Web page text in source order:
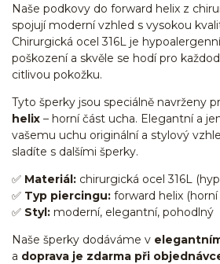
Naše podkovy do forward helix z
spojují moderní vzhled s vysokou
Chirurgická ocel 316L je
poškození a skvěle se hodí pro
citlivou pokožku.
Tyto šperky jsou speciálně navrženy
helix – horní část ucha. Elegantní a
vašemu uchu originální a stylový
sladíte s dalšími šperky.
✅ Materiál: chirurgická ocel 316L
✅ Typ piercingu: forward helix
✅ Styl: moderní, elegantní, pohodlný
Naše šperky dodáváme v
a doprava je zdarma při